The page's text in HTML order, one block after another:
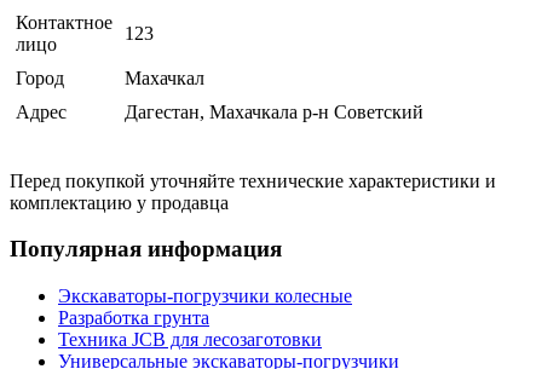
Контактное
лицо
123
Город
Махачкал
Адрес
Дагестан, Махачкала р-н Советский
Перед покупкой уточняйте технические характеристики и
комплектацию у продавца
Популярная информация
Экскаваторы-погрузчики колесные
Разработка грунта
Техника JCB для лесозаготовки
Универсальные экскаваторы-погрузчики